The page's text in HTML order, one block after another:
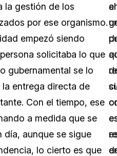
y
Telefónica
Las Líneas Directas
la gestión de los
por ese organismo.
empezó siendo
solicitaba lo que
gubernamental se lo
entrega directa de
Con el tiempo, ese
a medida que se
día, aunque se sigue
lo cierto es que
el